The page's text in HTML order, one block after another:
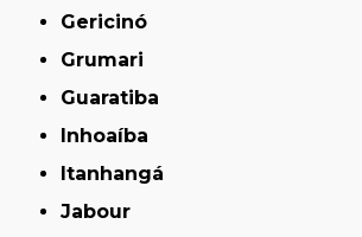
Gericinó
Grumari
Guaratiba
Inhoaíba
Itanhangá
Jabour